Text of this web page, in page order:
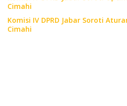
Cimahi
Komisi IV DPRD Jabar Soroti
Cimahi